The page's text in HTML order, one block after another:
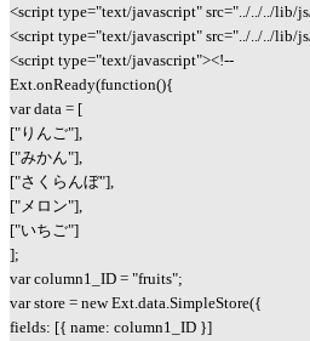
<script type="text/javascript" src="../../../lib/
<script type="text/javascript" src="../../../lib/
<script type="text/javascript"><!--
Ext.onReady(function(){
var data = [
["りんご"],
["みかん"],
["さくらんぼ"],
["メロン"],
["いちご"]
];
var column1_ID = "fruits";
var store = new Ext.data.SimpleStore({
fields: [{ name: column1_ID }]